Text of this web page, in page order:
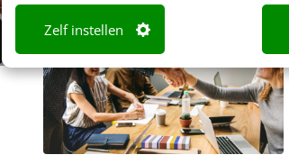
Zelf instellen